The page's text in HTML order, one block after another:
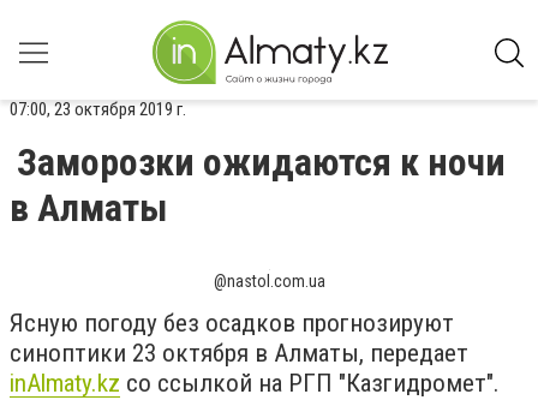
07:00, 23 октября 2019 г.
Заморозки ожидаются к ночи
в Алматы
@nastol.com.ua
Ясную погоду без осадков прогнозируют
синоптики 23 октября в Алматы, передает
inAlmaty.kz со ссылкой на РГП "Казгидромет".